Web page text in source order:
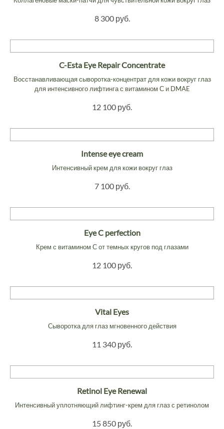
8 300 руб.
C-Esta Eye Repair Concentrate
Восстанавливающая сыворотка-концентрат для кожи вокруг глаз
для интенсивного лифтинга с витамином С и DMAE
12 100 руб.
Intense eye cream
Интенсивный крем для кожи вокруг глаз
7 100 руб.
Eye C perfection
Крем с витамином С от темных кругов под глазами
12 100 руб.
Vital Eyes
Сыворотка для глаз мгновенного действия
11 340 руб.
Retinol Eye Renewal
Интенсивный уплотняющий лифтинг-крем для глаз с ретинолом
15 850 руб.